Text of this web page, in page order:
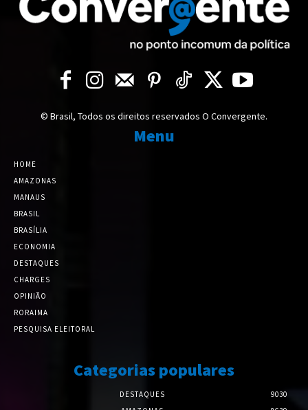
© Brasil, Todos os direitos reservados O Convergente.
Menu
HOME
AMAZONAS
MANAUS
BRASIL
BRASÍLIA
ECONOMIA
DESTAQUES
CHARGES
OPINIÃO
RORAIMA
PESQUISA ELEITORAL
Categorias populares
DESTAQUES
9030